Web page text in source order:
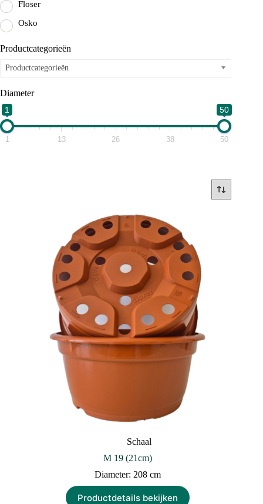
Schaal
M 19 (21cm)
Diameter: 208 cm
Productdetails bekijken
Floser
Osko
Productcategorieën
Productcategorieën
Diameter
1 50
1 13 26 38 50